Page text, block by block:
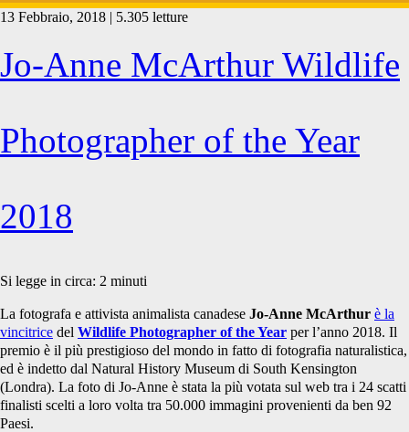
Tag:
<span>noi
animali</span>
13 Febbraio, 2018 | 5.305 letture
Jo-Anne McArthur Wildlife
Photographer of the Year
2018
Si legge in circa: 2 minuti
La fotografa e attivista animalista canadese Jo-Anne McArthur è la
vincitrice del Wildlife Photographer of the Year per l’anno 2018. Il
premio è il più prestigioso del mondo in fatto di fotografia naturalistica,
ed è indetto dal Natural History Museum di South Kensington
(Londra). La foto di Jo-Anne è stata la più votata sul web tra i 24 scatti
finalisti scelti a loro volta tra 50.000 immagini provenienti da ben 92
Paesi.